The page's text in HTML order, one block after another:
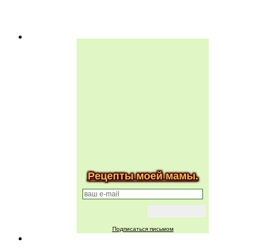
Рецепты моей мамы.
Подписаться письмом